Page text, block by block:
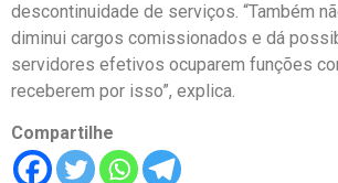
descontinuidade de serviços. “Também
diminui cargos comissionados e dá
servidores efetivos ocuparem funções
receberem por isso”, explica.
Compartilhe